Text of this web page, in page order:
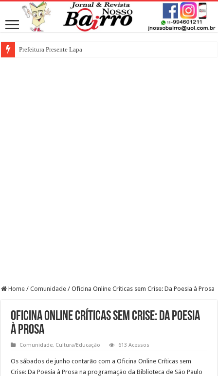
Prefeitura Presente Lapa
Home / Comunidade / Oficina Online Críticas sem Crise: Da Poesia à Prosa
Oficina Online Críticas sem Crise: Da Poesia
à Prosa
Comunidade, Cultura/Educação 613 Acessos
Os sábados de junho contarão com a Oficina Online Críticas sem
Crise: Da Poesia à Prosa na programação da Biblioteca de São Paulo